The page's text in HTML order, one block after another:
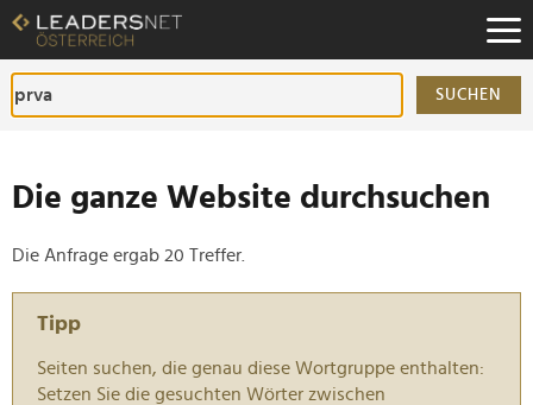
Zum
Inhalt
Zur
Fußzeilen-
Navigation
SUCHEN
Die ganze Website durchsuchen
Die Anfrage ergab 20 Treffer.
Tipp
Seiten suchen, die genau diese Wortgruppe enthalten:
Setzen Sie die gesuchten Wörter zwischen